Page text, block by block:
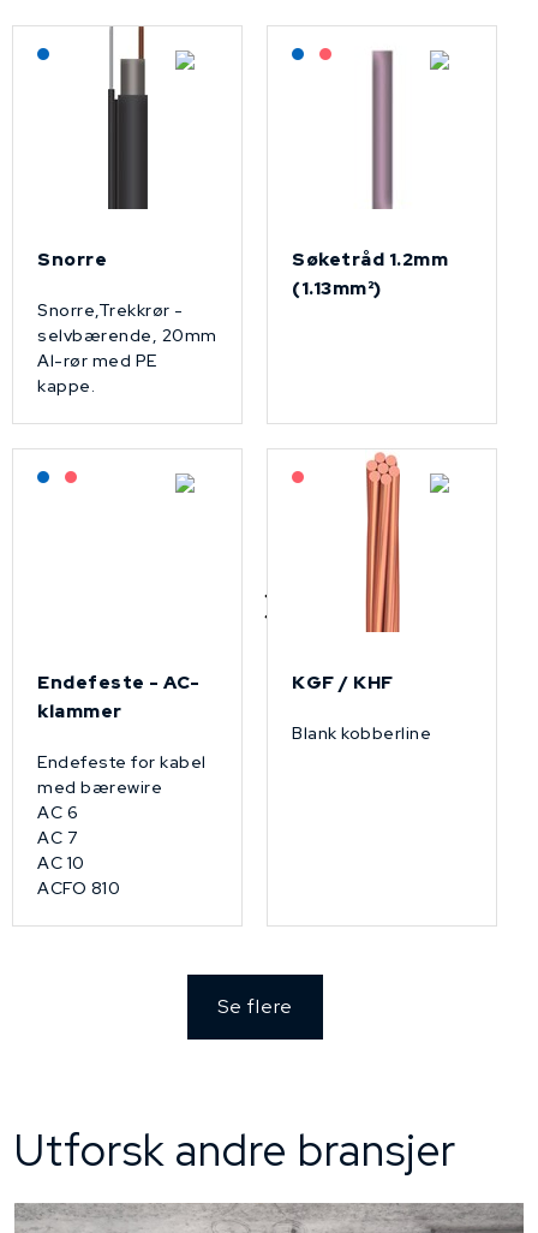
Lagerført: NEK Kabel
Snorre
Snorre,Trekkrør -
selvbærende, 20mm
Al-rør med PE
kappe.
Lagerført: NEK Kabel
På forespørsel
Søketråd 1.2mm
(1.13mm²)
Lagerført: NEK Kabel
På forespørsel
Endefeste - AC-
klammer
Endefeste for kabel
med bærewire
AC 6
AC 7
AC 10
ACFO 810
På forespørsel
KGF / KHF
Blank kobberline
Se flere
Utforsk andre bransjer